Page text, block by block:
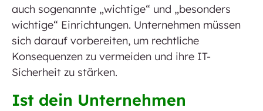
auch sogenannte „wichtige“ und „besonders
wichtige“ Einrichtungen. Unternehmen müssen
sich darauf vorbereiten, um rechtliche
Konsequenzen zu vermeiden und ihre IT-
Sicherheit zu stärken.
Ist dein Unternehmen